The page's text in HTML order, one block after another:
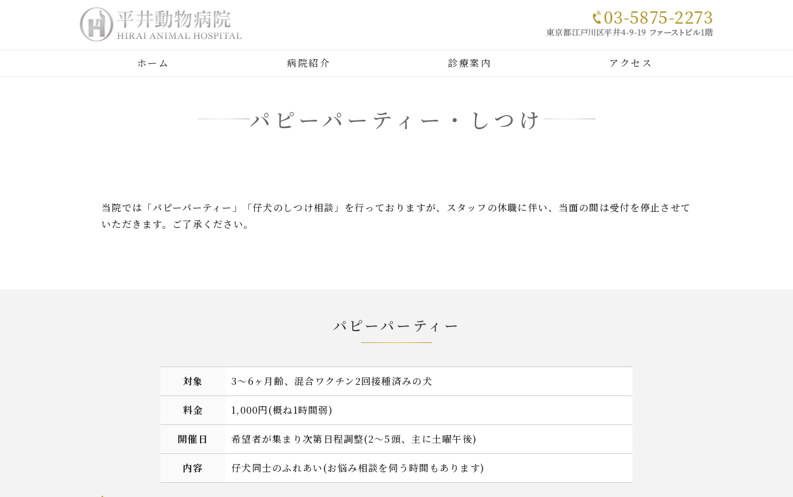
ホーム 病院紹介 診療案内 アクセス
パピーパーティー・しつけ
当院では「パピーパーティー」「仔犬のしつけ相談」を行っておりますが、スタッフの休職に伴い、当面の間は受付を停止させて
いただきます。ご了承ください。
パピーパーティー
対象 3～6ヶ月齢、混合ワクチン2回接種済みの犬
料金 1,000円(概ね1時間弱)
開催日 希望者が集まり次第日程調整(2～5頭、主に土曜午後)
内容 仔犬同士のふれあい(お悩み相談を伺う時間もあります)